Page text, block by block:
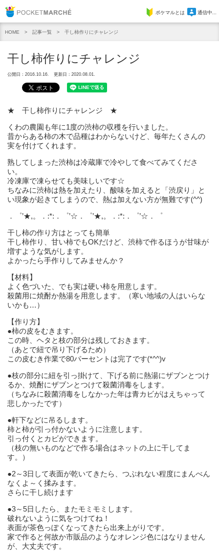
Pocket Marcheポケマルとは 通信中...
HOME 記事一覧 干し柿作りにチャレンジ
干し柿作りにチャレンジ
公開日：2016.10.16. 更新日：2020.08.01.
★ 干し柿作りにチャレンジ ★
くわの農園も年に1度の渋柿の収穫を行いました。
昔からある柿の木で品種はわからないけど、毎年たくさんの
実を付けてくれます。
熟してしまった渋柿は冷蔵庫で冷やして食べてみてくださ
い。
冷凍庫で凍らせても美味しいです☆
ちなみに渋柿は熱を加えたり、酸味を加えると「渋戻り」と
い現象が起きてしまうので、熱は加えない方が無難です(^^)
．゜’★,。．:*:．゜’☆．゜’★,。．:*:．゜’☆．゜
干し柿の作り方はとっても簡単
干し柿作り、甘い柿でもOKだけど、渋柿で作るほうが甘味が
増すような気がします。
よかったら手作りしてみませんか？
【材料】
よく色づいた、でも実は硬い柿を用意します。
殺菌用に焼酎か熱湯を用意します。（寒い地域の人はいらな
いかも…）
【作り方】
●柿の皮をむきます。
この時、ヘタと枝の部分は残しておきます。
（あとで紐で吊り下げるため）
この皮むき作業で80パーセントは完了です(*^^)v
●枝の部分に紐を引っ掛けて、下げる前に熱湯にザブンとつけ
るか、焼酎にザブンとつけて殺菌消毒をします。
（ちなみに殺菌消毒をしなかった年は青カビがはえちゃって
悲しかったです）
●軒下などに吊るします。
柿と柿が引っ付かないように注意します。
引っ付くとカビができます。
（枝の無いものなどで作る場合はネットの上に干してま
す。）
●2～3日して表面が乾いてきたら、つぶれない程度にまんべん
なくよ～く揉みます。
さらに干し続けます
●3～5日したら、またモミモミします。
破れないように気をつけてね！
表面が茶色っぽくなってきたら出来上がりです。
家で作ると何故か市販品のようなオレンジ色にはなりません
が、大丈夫です。